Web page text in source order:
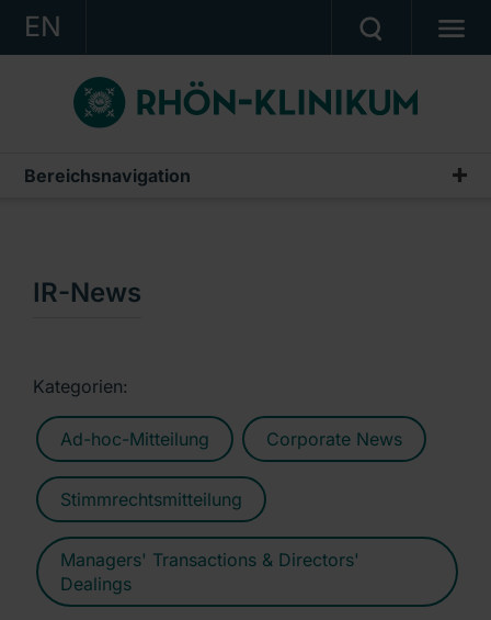
EN
KONZERN
KLINIKEN
KARRIERE
KONTAKT
Bereichsnavigation
Publikationen & Präsentationen
Präsentationen & Conference Calls
IR-News
Kategorien:
Ad-hoc-Mitteilung Corporate News
Stimmrechtsmitteilung
Managers' Transactions & Directors'
Dealings